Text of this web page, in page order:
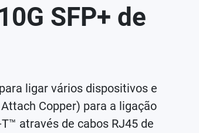
SFP+ de
ligar vários dispositivos e
Copper) para a ligação
através de cabos RJ45 de